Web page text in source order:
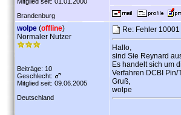
Brandenburg
wolpe (offline)
Normaler Nutzer
Beiträge: 10
Geschlecht:
Mitglied seit: 09.06.2005
Deutschland
Re: Fehler 10001
Hallo,
sind Sie Reynard
Es handelt sich um
Verfahren DCBI Pin/
Gruß,
wolpe